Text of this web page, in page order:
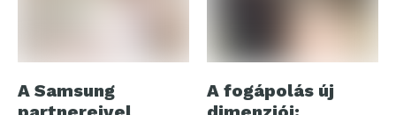
A Samsung
A fogápolás új